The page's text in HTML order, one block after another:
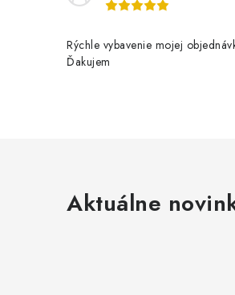
Rýchle vybavenie mojej
Ďakujem
Aktuálne